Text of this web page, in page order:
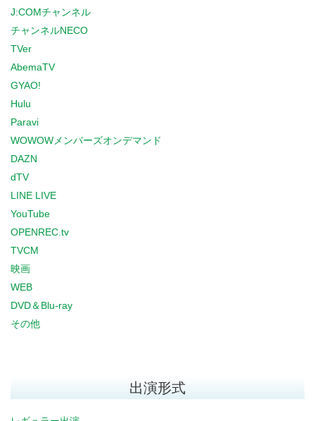
J:COMチャンネル
チャンネルNECO
TVer
AbemaTV
GYAO!
Hulu
Paravi
WOWOWメンバーズオンデマンド
DAZN
dTV
LINE LIVE
YouTube
OPENREC.tv
TVCM
映画
WEB
DVD＆Blu-ray
その他
出演形式